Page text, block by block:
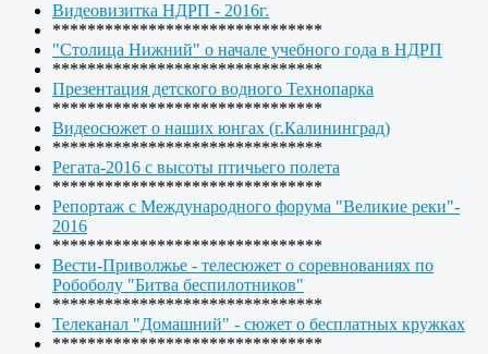
Видеовизитка НДРП - 2016г.
*******************************
"Столица Нижний" о начале учебного года в НДРП
*******************************
Презентация детского водного Технопарка
*******************************
Видеосюжет о наших юнгах (г.Калининград)
*******************************
Регата-2016 с высоты птичьего полета
*******************************
Репортаж с Международного форума "Великие реки"-
2016
*******************************
Вести-Приволжье - телесюжет о соревнованиях по
Робоболу "Битва беспилотников"
*******************************
Телеканал "Домашний" - сюжет о бесплатных кружках
*******************************